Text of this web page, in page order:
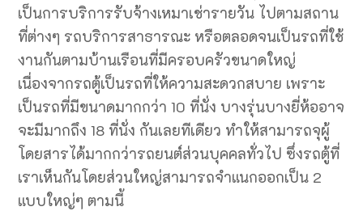
เป็นการบริการรับจ้างเหมาเช่ารายวัน ไปตามสถาน
ที่ต่างๆ รถบริการสาธารณะ หรือตลอดจนเป็นรถที่ใช้
งานกันตามบ้านเรือนที่มีครอบครัวขนาดใหญ่
เนื่องจากรถตู้เป็นรถที่ให้ความสะดวกสบาย เพราะ
เป็นรถที่มีขนาดมากกว่า 10 ที่นั่ง บางรุ่นบางยี่ห้ออาจ
จะมีมากถึง 18 ที่นั่ง กันเลยทีเดียว ทำให้สามารถจุผู้
โดยสารได้มากกว่ารถยนต์ส่วนบุคคลทั่วไป ซึ่งรถตู้ที่
เราเห็นกันโดยส่วนใหญ่สามารถจำแนกออกเป็น 2
แบบใหญ่ๆ ตามนี้